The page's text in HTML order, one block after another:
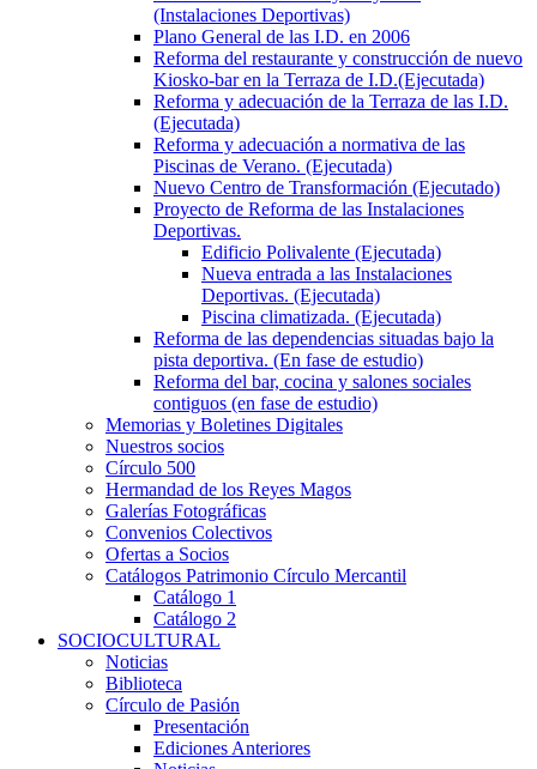
(Instalaciones Deportivas)
Plano General de las I.D. en 2006
Reforma del restaurante y construcción de nuevo
Kiosko-bar en la Terraza de I.D.(Ejecutada)
Reforma y adecuación de la Terraza de las I.D.
(Ejecutada)
Reforma y adecuación a normativa de las
Piscinas de Verano. (Ejecutada)
Nuevo Centro de Transformación (Ejecutado)
Proyecto de Reforma de las Instalaciones
Deportivas.
Edificio Polivalente (Ejecutada)
Nueva entrada a las Instalaciones
Deportivas. (Ejecutada)
Piscina climatizada. (Ejecutada)
Reforma de las dependencias situadas bajo la
pista deportiva. (En fase de estudio)
Reforma del bar, cocina y salones sociales
contiguos (en fase de estudio)
Memorias y Boletines Digitales
Nuestros socios
Círculo 500
Hermandad de los Reyes Magos
Galerías Fotográficas
Convenios Colectivos
Ofertas a Socios
Catálogos Patrimonio Círculo Mercantil
Catálogo 1
Catálogo 2
SOCIOCULTURAL
Noticias
Biblioteca
Círculo de Pasión
Presentación
Ediciones Anteriores